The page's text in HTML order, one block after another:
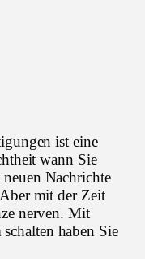
ist eine
wann Sie
Nachrichte
mit der Zeit
nerven. Mit
haben Sie